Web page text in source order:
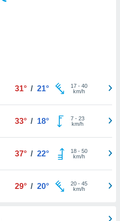
31° / 21° 17- 40
km/h
33° / 18° 7- 23
km/h
37° / 22° 18- 50
km/h
29° / 20° 20- 45
km/h